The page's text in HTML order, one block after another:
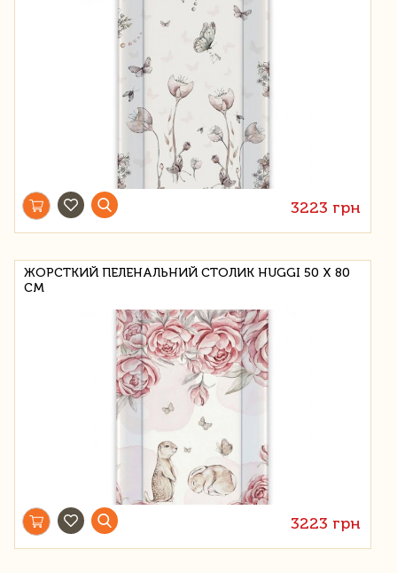
3223 грн
ЖОРСТКИЙ ПЕЛЕНАЛЬНИЙ СТОЛИК HUGGI 50 Х 80
СМ
3223 грн